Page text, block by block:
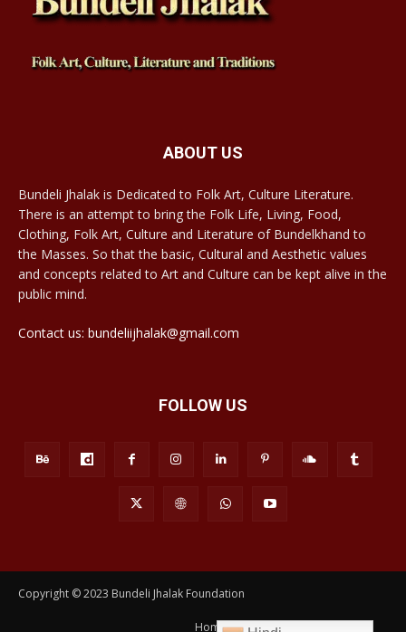
ABOUT US
Bundeli Jhalak is Dedicated to Folk Art, Culture Literature.
There is an attempt to bring the Folk Life, Living, Food,
Clothing, Folk Art, Culture and Literature of Bundelkhand to
the Masses. So that the basic, Cultural and Aesthetic values
and concepts related to Art and Culture can be kept alive in the
public mind.
Contact us: bundeliijhalak@gmail.com
FOLLOW US
Copyright © 2023 Bundeli Jhalak Foundation
Home